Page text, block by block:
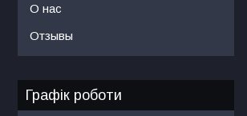
О нас
Отзывы
Графік роботи